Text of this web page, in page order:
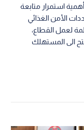
استمرار متابعة
الأمن الغذائي
لعمل القطاع،
الى المستهلك